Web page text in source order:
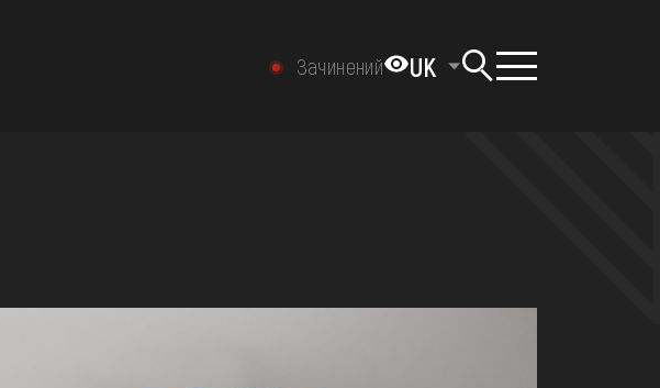
Зачинений UK